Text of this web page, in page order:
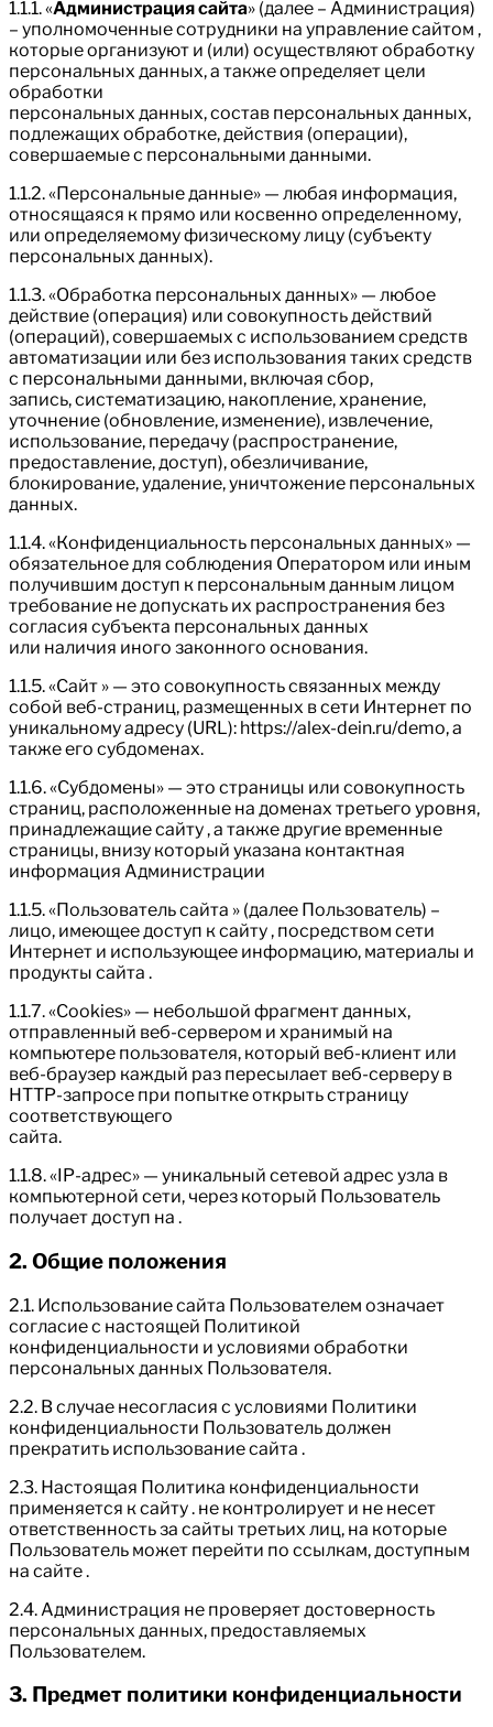
1.1.1. «Администрация сайта» (далее – Администрация)
– уполномоченные сотрудники на управление сайтом ,
которые организуют и (или) осуществляют обработку
персональных данных, а также определяет цели
обработки
персональных данных, состав персональных данных,
подлежащих обработке, действия (операции),
совершаемые с персональными данными.
1.1.2. «Персональные данные» — любая информация,
относящаяся к прямо или косвенно определенному,
или определяемому физическому лицу (субъекту
персональных данных).
1.1.3. «Обработка персональных данных» — любое
действие (операция) или совокупность действий
(операций), совершаемых с использованием средств
автоматизации или без использования таких средств
с персональными данными, включая сбор,
запись, систематизацию, накопление, хранение,
уточнение (обновление, изменение), извлечение,
использование, передачу (распространение,
предоставление, доступ), обезличивание,
блокирование, удаление, уничтожение персональных
данных.
1.1.4. «Конфиденциальность персональных данных» —
обязательное для соблюдения Оператором или иным
получившим доступ к персональным данным лицом
требование не допускать их распространения без
согласия субъекта персональных данных
или наличия иного законного основания.
1.1.5. «Сайт » — это совокупность связанных между
собой веб-страниц, размещенных в сети Интернет по
уникальному адресу (URL): https://alex-dein.ru/demo, а
также его субдоменах.
1.1.6. «Субдомены» — это страницы или совокупность
страниц, расположенные на доменах третьего уровня,
принадлежащие сайту , а также другие временные
страницы, внизу который указана контактная
информация Администрации
1.1.5. «Пользователь сайта » (далее Пользователь) –
лицо, имеющее доступ к сайту , посредством сети
Интернет и использующее информацию, материалы и
продукты сайта .
1.1.7. «Cookies» — небольшой фрагмент данных,
отправленный веб-сервером и хранимый на
компьютере пользователя, который веб-клиент или
веб-браузер каждый раз пересылает веб-серверу в
HTTP-запросе при попытке открыть страницу
соответствующего
сайта.
1.1.8. «IP-адрес» — уникальный сетевой адрес узла в
компьютерной сети, через который Пользователь
получает доступ на .
2. Общие положения
2.1. Использование сайта Пользователем означает
согласие с настоящей Политикой
конфиденциальности и условиями обработки
персональных данных Пользователя.
2.2. В случае несогласия с условиями Политики
конфиденциальности Пользователь должен
прекратить использование сайта .
2.3. Настоящая Политика конфиденциальности
применяется к сайту . не контролирует и не несет
ответственность за сайты третьих лиц, на которые
Пользователь может перейти по ссылкам, доступным
на сайте .
2.4. Администрация не проверяет достоверность
персональных данных, предоставляемых
Пользователем.
3. Предмет политики конфиденциальности